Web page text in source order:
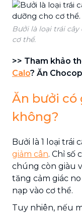
Bưởi là loại trái
cơ thể.
>> Tham khảo
Calo? Ăn
Ăn bưởi có
không?
Bưởi là 1 loại
giảm cân. Chỉ số
chúng còn giàu
tăng cảm giác
nạp vào cơ thể.
Tuy nhiên, nếu